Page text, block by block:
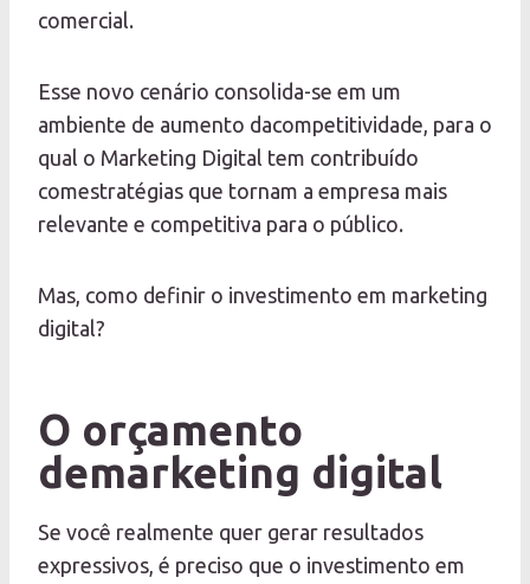
comercial.
Esse novo cenário consolida-se em um
ambiente de aumento dacompetitividade, para o
qual o Marketing Digital tem contribuído
comestratégias que tornam a empresa mais
relevante e competitiva para o público.
Mas, como definir o investimento em marketing
digital?
O orçamento
demarketing digital
Se você realmente quer gerar resultados
expressivos, é preciso que o investimento em